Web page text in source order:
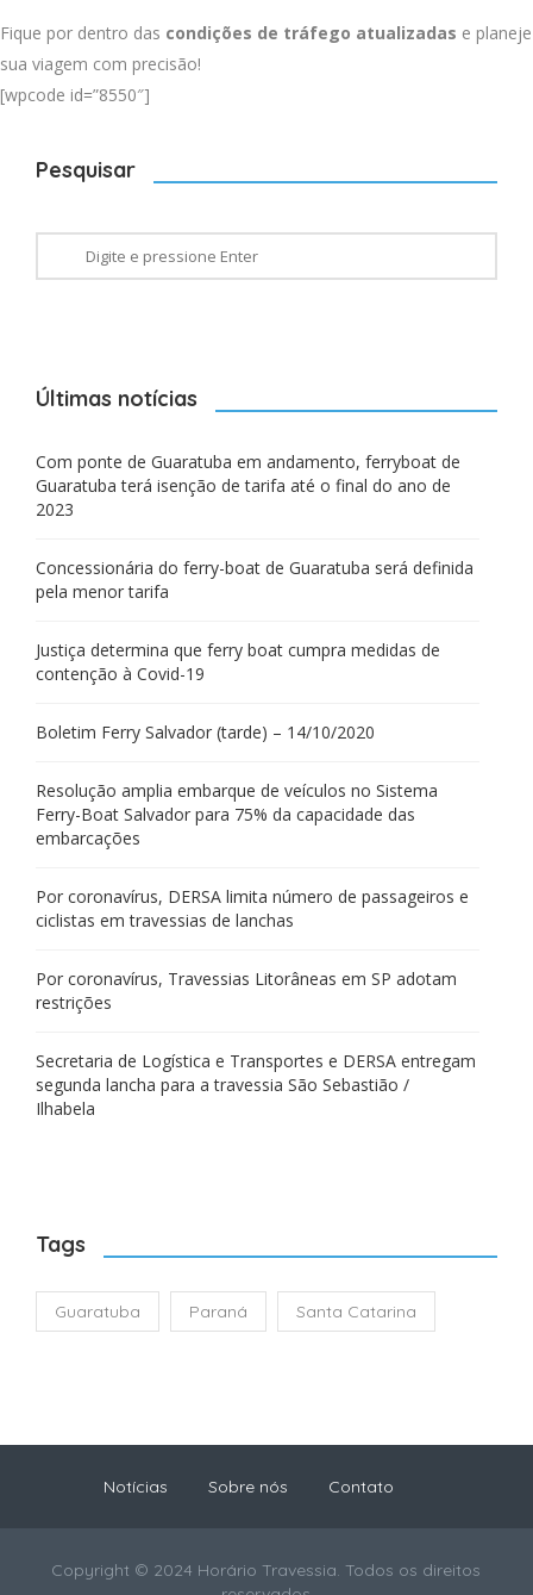
Fique por dentro das condições de tráfego atualizadas e planeje
sua viagem com precisão!
[wpcode id=”8550″]
Pesquisar
Últimas notícias
Com ponte de Guaratuba em andamento, ferryboat de
Guaratuba terá isenção de tarifa até o final do ano de
2023
Concessionária do ferry-boat de Guaratuba será definida
pela menor tarifa
Justiça determina que ferry boat cumpra medidas de
contenção à Covid-19
Boletim Ferry Salvador (tarde) – 14/10/2020
Resolução amplia embarque de veículos no Sistema
Ferry-Boat Salvador para 75% da capacidade das
embarcações
Por coronavírus, DERSA limita número de passageiros e
ciclistas em travessias de lanchas
Por coronavírus, Travessias Litorâneas em SP adotam
restrições
Secretaria de Logística e Transportes e DERSA entregam
segunda lancha para a travessia São Sebastião /
Ilhabela
Tags
Guaratuba Paraná Santa Catarina
Notícias Sobre nós Contato
Copyright © 2024 Horário Travessia. Todos os direitos